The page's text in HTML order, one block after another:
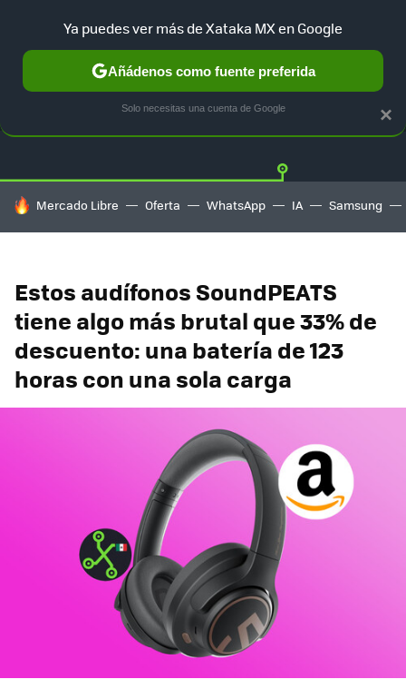
GUÍA DE COMPRAS MERCADO LIBRE
HOY SE HABLA DE
Mercado Libre Oferta WhatsApp IA Samsung
Estos audífonos SoundPEATS
tiene algo más brutal que 33% de
descuento: una batería de 123
horas con una sola carga
×
Ya puedes ver más de Xataka MX en Google
Añádenos como fuente preferida
Solo necesitas una cuenta de Google